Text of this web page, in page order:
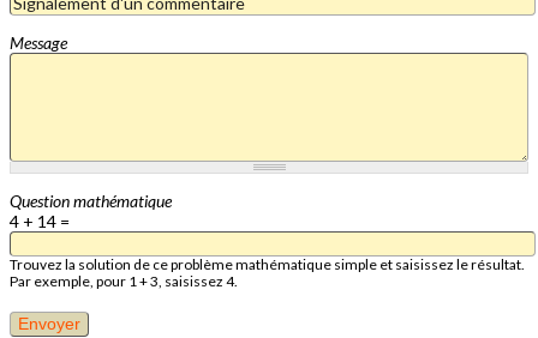
Message
Question mathématique
4 + 14 =
Trouvez la solution de ce problème mathématique simple et saisissez le résultat.
Par exemple, pour 1 + 3, saisissez 4.